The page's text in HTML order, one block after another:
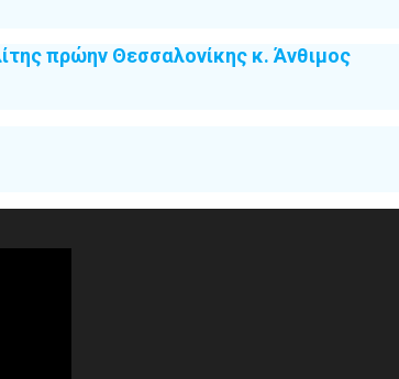
πρώην Θεσσαλονίκης κ. Άνθιμος